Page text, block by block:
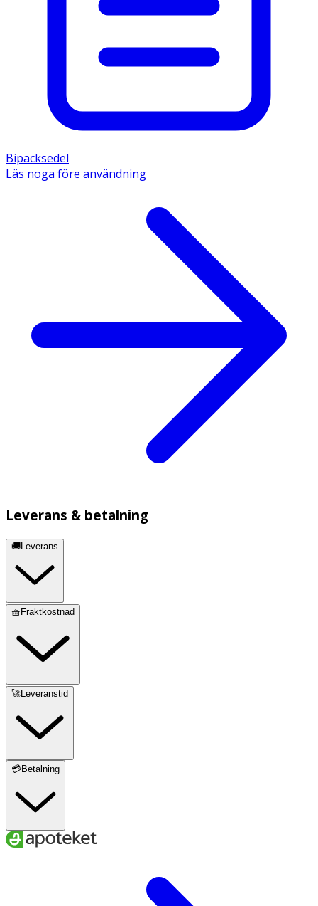
Bipacksedel
Läs noga före användning
Leverans & betalning
🚚Leverans
🧺Fraktkostnad
🚀Leveranstid
💳Betalning